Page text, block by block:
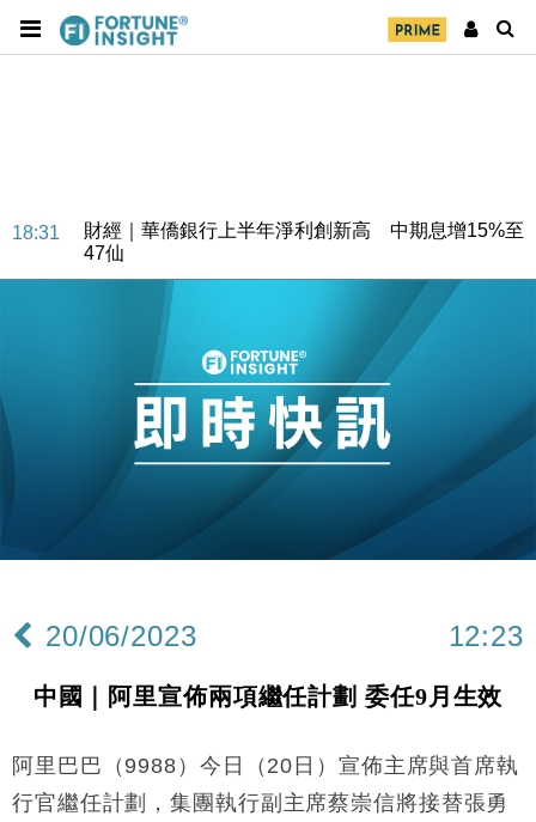
18:31
財經｜華僑銀行上半年淨利創新高 中期息增15%至
47仙
財經｜滙豐上調香港今年GDP預測至4.5% 看好貿易
及消費表現
本地｜假冒內地執法人員要求交「保證金」 43歲女子
損失近6900萬元
財經｜日經失守6.5萬點後回穩 全周仍升近2%
15:47
財經｜恒隆10月換帥 玩具「反」斗城亞洲CEO蔡德
財經｜韓股反覆波動收跌 連挫7周創逾3年最長跌勢
12:44
財經｜日本春季三度入市撐日圓 4月單日斥6.28萬億
11:12
國際｜特朗普料美伊戰事快結束 承認部分彈藥庫存緊
15:59
財經｜SA售股自救後再出手 斥4億美元押注未上市公
司
20/06/2023 12:23
中國｜阿里宣佈兩項繼任計劃 委任9月生效
阿里巴巴（9988）今日（20日）宣佈主席與首席執
行官繼任計劃，集團執行副主席蔡崇信將接替張勇